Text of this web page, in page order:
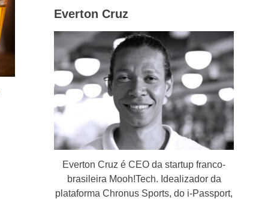
Everton Cruz
Everton Cruz é CEO da startup franco-
brasileira Mooh!Tech. Idealizador da
plataforma Chronus Sports, do i-Passport,